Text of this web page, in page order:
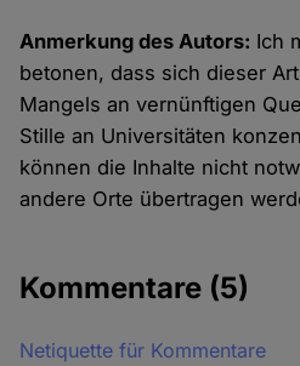
Anmerkung des Autors: Ich
betonen, dass sich dieser
Mangels an vernünftigen
Stille an Universitäten
können die Inhalte nicht
andere Orte übertragen
Kommentare (5)
Netiquette für Kommentare